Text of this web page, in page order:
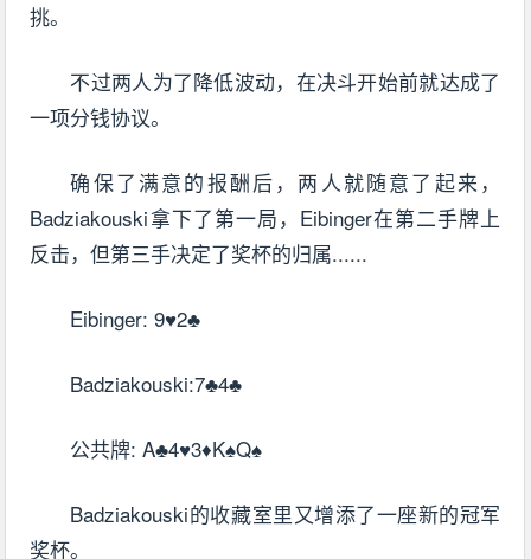
挑。
不过两人为了降低波动，在决斗开始前就达成了
一项分钱协议。
确保了满意的报酬后，两人就随意了起来，
Badziakouski拿下了第一局，Eibinger在第二手牌上
反击，但第三手决定了奖杯的归属......
Eibinger: 9♥2♣
Badziakouski:7♣4♣
公共牌: A♣4♥3♦K♠Q♠
Badziakouski的收藏室里又增添了一座新的冠军
奖杯。